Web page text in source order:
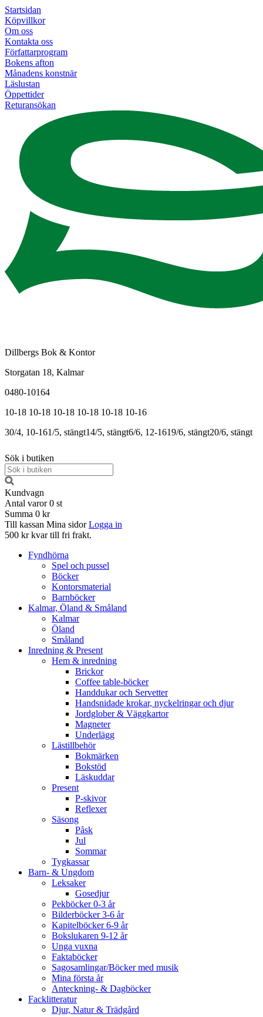
Startsidan
Köpvillkor
Om oss
Kontakta oss
Författarprogram
Bokens afton
Månadens konstnär
Läslustan
Öppettider
Returansökan
Dillbergs Bok & Kontor
Storgatan 18, Kalmar
0480-10164
10-18 10-18 10-18 10-18 10-18 10-16
30/4, 10-161/5, stängt14/5, stängt6/6, 12-1619/6, stängt20/6, stängt
Sök i butiken
Kundvagn
Antal varor 0 st
Summa 0 kr
Till kassan Mina sidor Logga in
500 kr kvar till fri frakt.
Fyndhörna
Spel och pussel
Böcker
Kontorsmaterial
Barnböcker
Kalmar, Öland & Småland
Kalmar
Öland
Småland
Inredning & Present
Hem & inredning
Brickor
Coffee table-böcker
Handdukar och Servetter
Handsnidade krokar, nyckelringar och djur
Jordglober & Väggkartor
Magneter
Underlägg
Lästillbehör
Bokmärken
Bokstöd
Läskuddar
Present
P-skivor
Reflexer
Säsong
Påsk
Jul
Sommar
Tygkassar
Barn- & Ungdom
Leksaker
Gosedjur
Pekböcker 0-3 år
Bilderböcker 3-6 år
Kapitelböcker 6-9 år
Bokslukaren 9-12 år
Unga vuxna
Faktaböcker
Sagosamlingar/Böcker med musik
Mina första år
Anteckning- & Dagböcker
Facklitteratur
Djur, Natur & Trädgård